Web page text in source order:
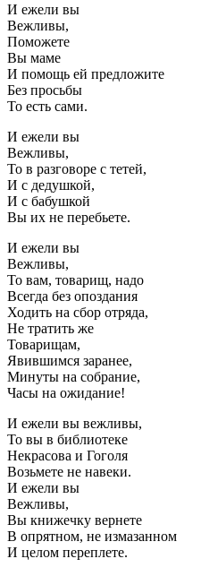
И ежели вы
Вежливы,
Поможете
Вы маме
И помощь ей предложите
Без просьбы
То есть сами.
И ежели вы
Вежливы,
То в разговоре с тетей,
И с дедушкой,
И с бабушкой
Вы их не перебьете.
И ежели вы
Вежливы,
То вам, товарищ, надо
Всегда без опоздания
Ходить на сбор отряда,
Не тратить же
Товарищам,
Явившимся заранее,
Минуты на собрание,
Часы на ожидание!
И ежели вы вежливы,
То вы в библиотеке
Некрасова и Гоголя
Возьмете не навеки.
И ежели вы
Вежливы,
Вы книжечку вернете
В опрятном, не измазанном
И целом переплете.